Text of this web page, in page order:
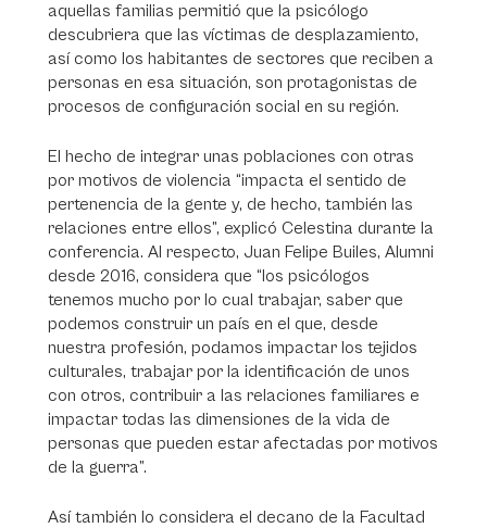
aquellas familias permitió que la psicólogo
descubriera que las víctimas de desplazamiento,
así como los habitantes de sectores que reciben a
personas en esa situación, son protagonistas de
procesos de configuración social en su región.
El hecho de integrar unas poblaciones con otras
por motivos de violencia “impacta el sentido de
pertenencia de la gente y, de hecho, también las
relaciones entre ellos”, explicó Celestina durante la
conferencia. Al respecto, Juan Felipe Builes, Alumni
desde 2016, considera que “los psicólogos
tenemos mucho por lo cual trabajar, saber que
podemos construir un país en el que, desde
nuestra profesión, podamos impactar los tejidos
culturales, trabajar por la identificación de unos
con otros, contribuir a las relaciones familiares e
impactar todas las dimensiones de la vida de
personas que pueden estar afectadas por motivos
de la guerra”.
Así también lo considera el decano de la Facultad